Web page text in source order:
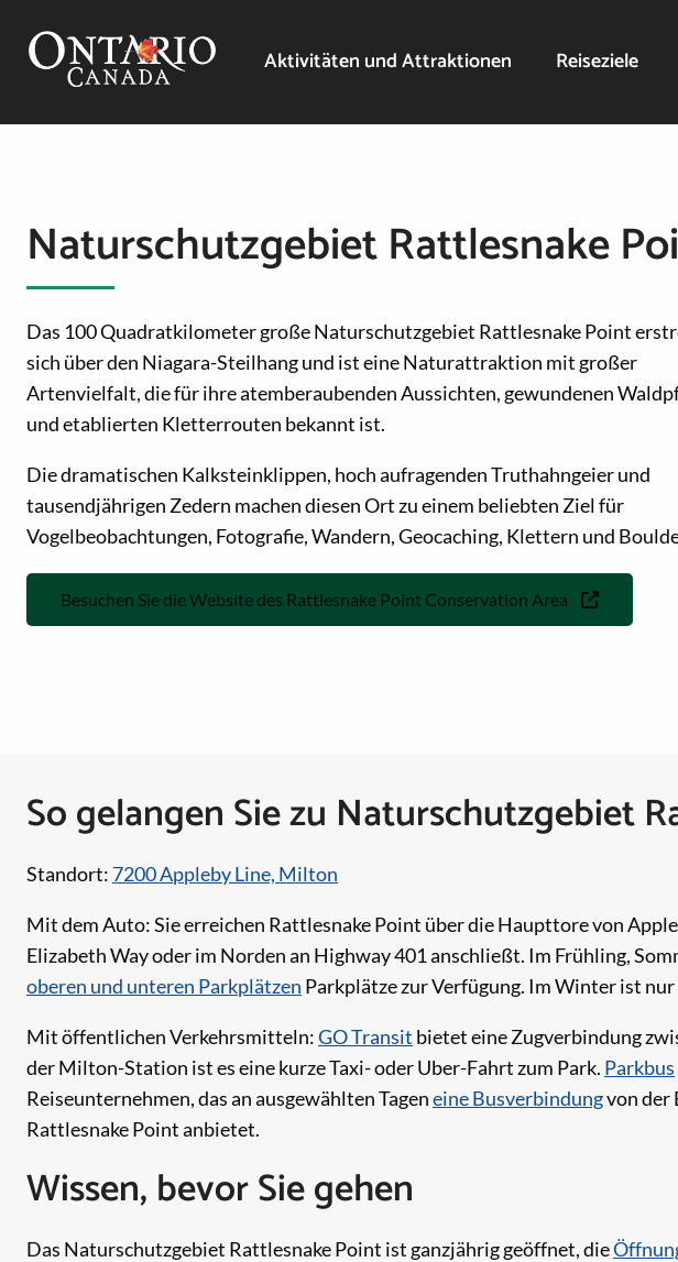
Aktivitäten und Attraktionen Reiseziele
Naturschutzgebiet Rattlesnake
Das 100 Quadratkilometer große Naturschutzgebiet Rattlesnake Point
sich über den Niagara-Steilhang und ist eine Naturattraktion mit großer
Artenvielfalt, die für ihre atemberaubenden Aussichten, gewundenen
und etablierten Kletterrouten bekannt ist.
Die dramatischen Kalksteinklippen, hoch aufragenden Truthahngeier und
tausendjährigen Zedern machen diesen Ort zu einem beliebten Ziel für
Vogelbeobachtungen, Fotografie, Wandern, Geocaching, Klettern und
Besuchen Sie die Website des Rattlesnake Point Conservation Area
So gelangen Sie zu Naturschutzgebiet
Standort: 7200 Appleby Line, Milton
Mit dem Auto: Sie erreichen Rattlesnake Point über die Haupttore von
Elizabeth Way oder im Norden an Highway 401 anschließt. Im Frühling,
oberen und unteren Parkplätzen Parkplätze zur Verfügung. Im Winter ist
Mit öffentlichen Verkehrsmitteln:GO Transit bietet eine Zugverbindung
der Milton-Station ist es eine kurze Taxi- oder Uber-Fahrt zum Park. Parkbus
Reiseunternehmen, das an ausgewählten Tageneine Busverbindungvon der
Rattlesnake Point anbietet.
Wissen, bevor Sie gehen
Das Naturschutzgebiet Rattlesnake Point ist ganzjährig geöffnet, die